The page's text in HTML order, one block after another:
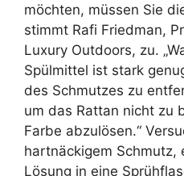
möchten, müssen Sie
stimmt Rafi Friedman,
Luxury Outdoors, zu.
Spülmittel ist stark
des Schmutzes zu
um das Rattan nicht zu
Farbe abzulösen.“
hartnäckigem Schmutz,
Lösung in eine